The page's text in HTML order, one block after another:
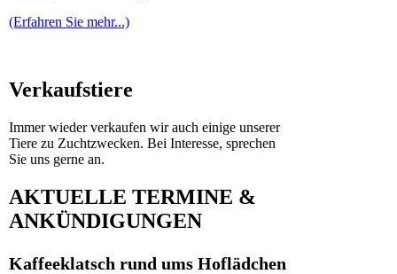
(Erfahren Sie mehr...)
Verkaufstiere
Immer wieder verkaufen wir auch einige unserer
Tiere zu Zuchtzwecken. Bei Interesse, sprechen
Sie uns gerne an.
AKTUELLE TERMINE &
ANKÜNDIGUNGEN
Kaffeeklatsch rund ums Hoflädchen